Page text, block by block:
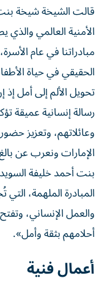
قالت الشيخة شيخة
مبادراتنا في عام
الحقيقي في حياة
تحويل الألم إلى أمل
رسالة إنسانية عميقة
وعائلاتهم، وتعزيز
الإمارات ونعرب عن
بنت أحمد خليفة
المبادرة الملهمة،
والعمل الإنساني،
أحلامهم بثقة وأمل».
أعمال فنية